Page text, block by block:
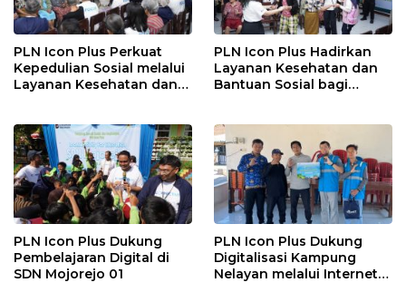
PLN Icon Plus Perkuat
Kepedulian Sosial melalui
Layanan Kesehatan dan
PLN Icon Plus Hadirkan
Layanan Kesehatan dan
Bantuan Sosial bagi
PLN Icon Plus Dukung
Pembelajaran Digital di
SDN Mojorejo 01
PLN Icon Plus Dukung
Digitalisasi Kampung
Nelayan melalui Internet